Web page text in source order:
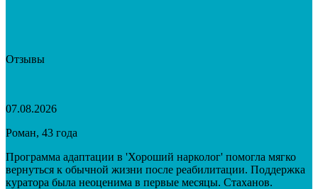
Отзывы
07.08.2026
Роман, 43 года
Программа адаптации в 'Хороший нарколог' помогла мягко
вернуться к обычной жизни после реабилитации. Поддержка
куратора была неоценима в первые месяцы. Стаханов.